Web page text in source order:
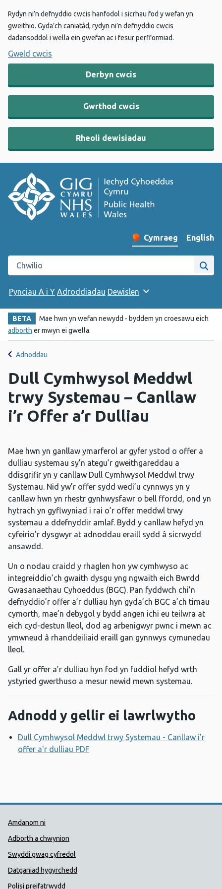
Rydyn ni’n defnyddio cwcis hanfodol i sicrhau fod y wefan yn
gweithio. Gyda’ch caniatâd, rydyn ni’n defnyddio cwcis
dadansoddol i wella ein gwefan ac i fesur perfformiad.
Gweld cwcis
Derbyn cwcis
Gwrthod cwcis
Rheoli dewisiadau
Newid iaith y wefan
Cymraeg English
–
Chwilio gwefan Iechyd Cyhoeddus Cymru
Pynciau A i Y Adroddiadau Dewislen
BETA
Mae hwn yn wefan newydd - byddem yn croesawu eich
adborth er mwyn ei gwella.
Adnoddau
Dull Cymhwysol Meddwl
trwy Systemau – Canllaw
i’r Offer a’r Dulliau
Mae hwn yn ganllaw ymarferol ar gyfer ystod o offer a
dulliau systemau sy’n ategu’r gweithgareddau a
ddisgrifir yn y canllaw Dull Cymhwysol Meddwl trwy
Systemau. Nid yw’r offer sydd wedi’u cynnwys yn y
canllaw hwn yn rhestr gynhwysfawr o bell ffordd, ond yn
hytrach yn gyflwyniad i rai o’r offer meddwl trwy
systemau a ddefnyddir amlaf. Bydd y canllaw hefyd yn
cyfeirio’r dysgwyr at adnoddau eraill sydd â sicrwydd
ansawdd.
Un o nodau craidd y rhaglen hon yw cymhwyso ac
integreiddio’ch gwaith dysgu yng ngwaith eich Bwrdd
Gwasanaethau Cyhoeddus (BGC). Pan fyddwch chi’n
defnyddio’r offer a’r dulliau hyn gyda’ch BGC a’ch timau
cymorth, mae’n debygol y bydd angen ichi eu teilwra at
eich cyd-destun lleol, dod ag arbenigwyr pwnc i mewn ac
ymwneud â rhanddeiliaid eraill gan gynnwys cymunedau
lleol.
Gall yr offer a’r dulliau hyn fod yn fuddiol hefyd wrth
ystyried gwerthuso a mesur newid mewn systemau.
Adnodd y gellir ei lawrlwytho
Dull Cymhwysol Meddwl trwy Systemau - Canllaw i'r
offer a'r dulliau PDF
Dolenni Cymorth Iechyd
Amdanom ni
Adborth a chwynion
Swyddi gwag cyfredol
Datganiad hygyrchedd
Polisi preifatrwydd